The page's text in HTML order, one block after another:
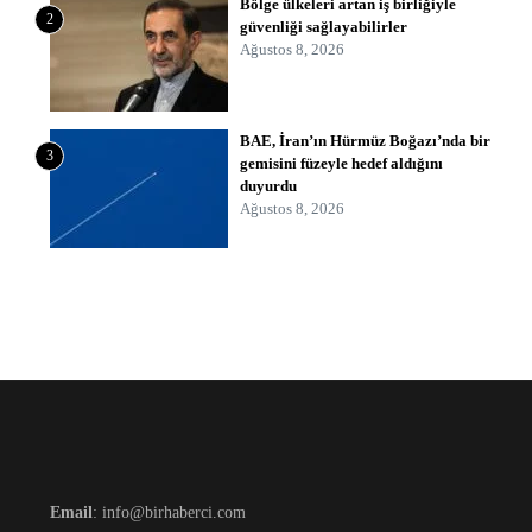
2
Bölge ülkeleri artan iş birliğiyle
güvenliği sağlayabilirler
Ağustos 8, 2026
3
BAE, İran’ın Hürmüz Boğazı’nda bir
gemisini füzeyle hedef aldığını
duyurdu
Ağustos 8, 2026
Email : info@birhaberci.com